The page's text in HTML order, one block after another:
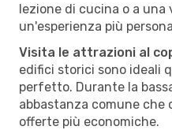
lezione di cucina o a
un'esperienza più
Visita le attrazioni al
edifici storici sono ideali
perfetto. Durante la
abbastanza comune
offerte più economiche.